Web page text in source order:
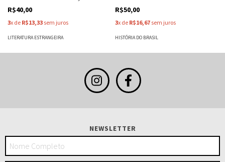
R$40,00
3x de R$13,33 sem juros
LITERATURA ESTRANGEIRA
R$50,00
3x de R$16,67 sem juros
HISTÓRIA DO BRASIL
NEWSLETTER